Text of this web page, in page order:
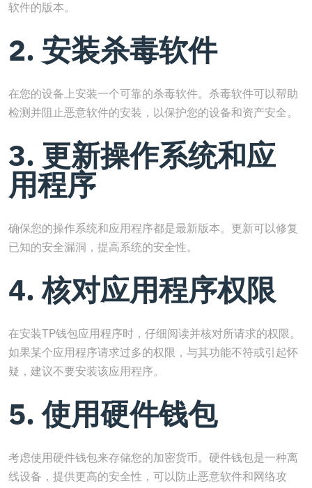
软件的版本。
2. 安装杀毒软件
在您的设备上安装一个可靠的杀毒软件。杀毒软件可以帮助
检测并阻止恶意软件的安装，以保护您的设备和资产安全。
3. 更新操作系统和应
用程序
确保您的操作系统和应用程序都是最新版本。更新可以修复
已知的安全漏洞，提高系统的安全性。
4. 核对应用程序权限
在安装TP钱包应用程序时，仔细阅读并核对所请求的权限。
如果某个应用程序请求过多的权限，与其功能不符或引起怀
疑，建议不要安装该应用程序。
5. 使用硬件钱包
考虑使用硬件钱包来存储您的加密货币。硬件钱包是一种离
线设备，提供更高的安全性，可以防止恶意软件和网络攻